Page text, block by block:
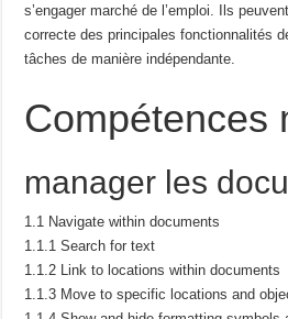
s’engager marché de l’emploi.
Ils
correcte des principales fonctionnalités
tâches de manière indépendante.
Compétences
manager les
1.1 Navigate within documents
1.1.1 Search for text
1.1.2 Link to locations within documents
1.1.3 Move to specific locations and